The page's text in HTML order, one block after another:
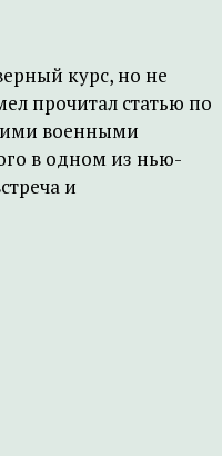
курс, но не
прочитал статью по
военными
в одном из нью-
и